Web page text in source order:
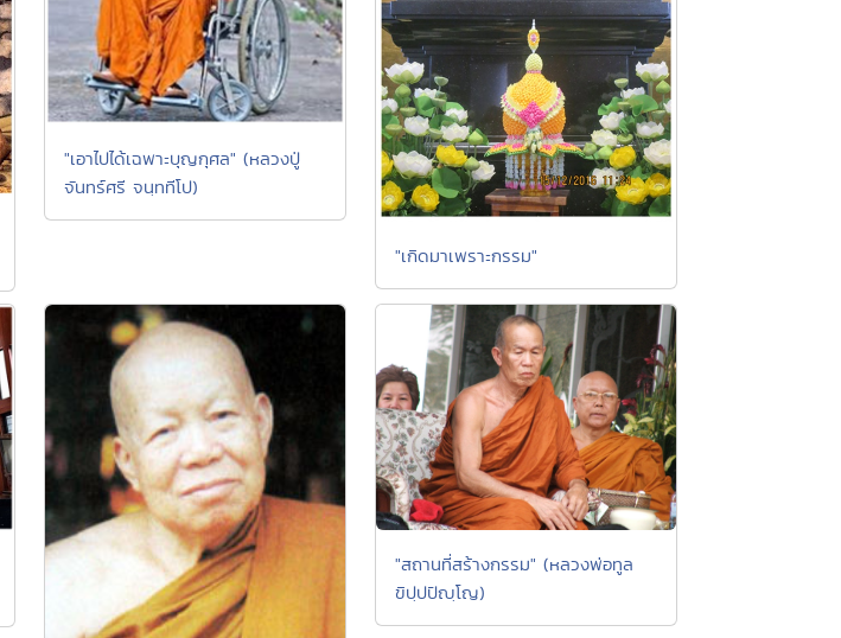
"เอาไปได้เฉพาะบุญกุศล" (หลวงปู่
จันทร์ศรี จนฺททีโป)
"เกิดมาเพราะกรรม"
"สถานที่สร้างกรรม" (หลวงพ่อทูล
ขิปฺปปัญฺโญ)